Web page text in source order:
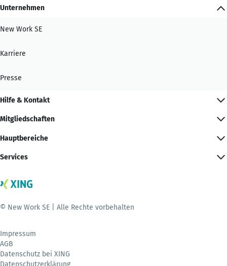
Unternehmen
New Work SE
Karriere
Presse
Hilfe & Kontakt
Mitgliedschaften
Hauptbereiche
Services
© New Work SE | Alle Rechte vorbehalten
Impressum
AGB
Datenschutz bei XING
Datenschutzerklärung